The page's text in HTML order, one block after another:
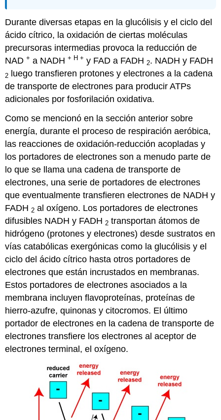
Durante diversas etapas en la glucólisis y el ciclo del
ácido cítrico, la oxidación de ciertas moléculas
precursoras intermedias provoca la reducción de
NAD+ a NADH+ H + y FAD a FADH 2. NADH y FADH
2 luego transfieren protones y electrones a la cadena
de transporte de electrones para producir ATPs
adicionales por fosforilación oxidativa.
Como se mencionó en la sección anterior sobre
energía, durante el proceso de respiración aeróbica,
las reacciones de oxidación-reducción acopladas y
los portadores de electrones son a menudo parte de
lo que se llama una cadena de transporte de
electrones, una serie de portadores de electrones
que eventualmente transfieren electrones de NADH y
FADH 2 al oxígeno. Los portadores de electrones
difusibles NADH y FADH 2 transportan átomos de
hidrógeno (protones y electrones) desde sustratos en
vías catabólicas exergónicas como la glucólisis y el
ciclo del ácido cítrico hasta otros portadores de
electrones que están incrustados en membranas.
Estos portadores de electrones asociados a la
membrana incluyen flavoproteínas, proteínas de
hierro-azufre, quinonas y citocromos. El último
portador de electrones en la cadena de transporte de
electrones transfiere los electrones al aceptor de
electrones terminal, el oxígeno.